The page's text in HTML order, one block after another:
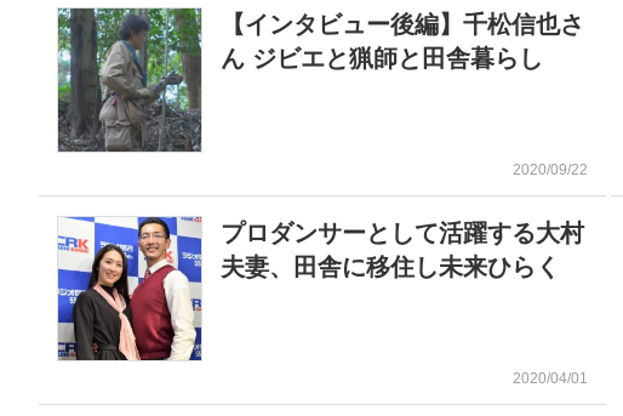
【インタビュー後編】千松信也さ
ん ジビエと猟師と田舎暮らし
2020/09/22
プロダンサーとして活躍する大村
夫妻、田舎に移住し未来ひらく
2020/04/01